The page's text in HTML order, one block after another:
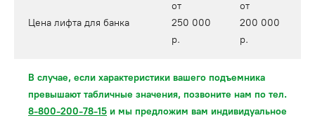
Цена лифта для банка
от
250 000
р.
от
200 000
р.
В случае, если характеристики вашего подъемника
превышают табличные значения, позвоните нам по тел.
8-800-200-78-15 и мы предложим вам индивидуальное